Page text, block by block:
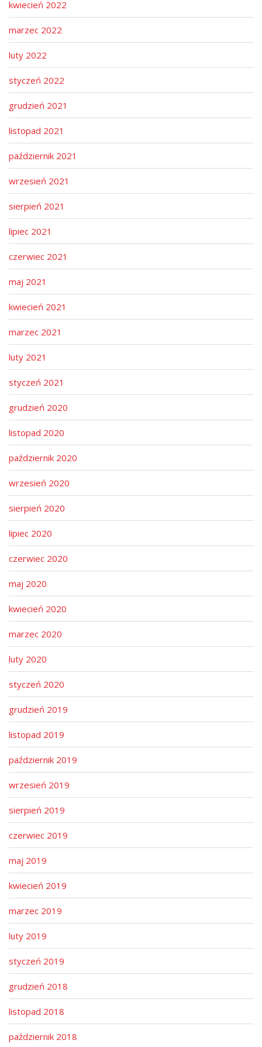
kwiecień 2022
marzec 2022
luty 2022
styczeń 2022
grudzień 2021
listopad 2021
październik 2021
wrzesień 2021
sierpień 2021
lipiec 2021
czerwiec 2021
maj 2021
kwiecień 2021
marzec 2021
luty 2021
styczeń 2021
grudzień 2020
listopad 2020
październik 2020
wrzesień 2020
sierpień 2020
lipiec 2020
czerwiec 2020
maj 2020
kwiecień 2020
marzec 2020
luty 2020
styczeń 2020
grudzień 2019
listopad 2019
październik 2019
wrzesień 2019
sierpień 2019
czerwiec 2019
maj 2019
kwiecień 2019
marzec 2019
luty 2019
styczeń 2019
grudzień 2018
listopad 2018
październik 2018